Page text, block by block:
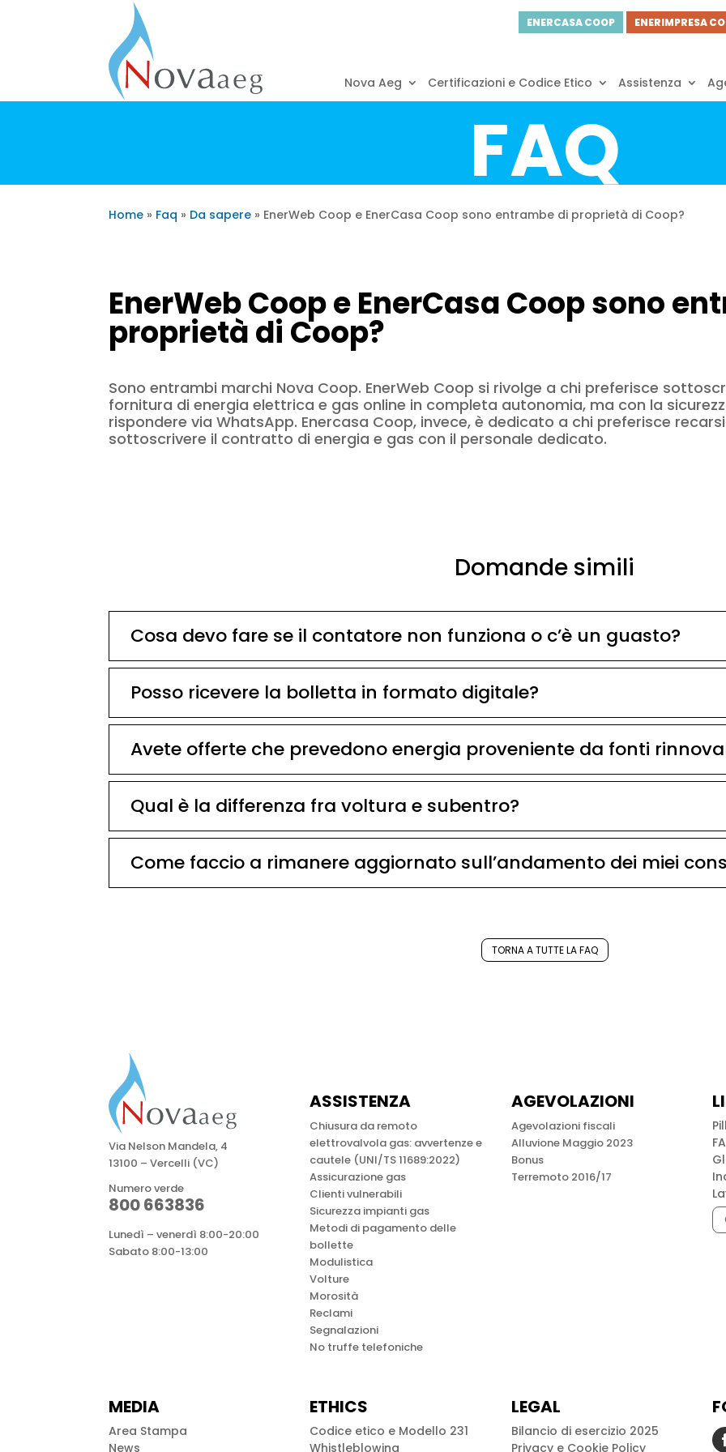
ENERCASA COOP ENERIMPRESA
Nova Aeg Certificazioni e Codice Etico Assistenza
FAQ
Home » Faq » Da sapere » EnerWeb Coop e EnerCasa Coop sono entrambe di proprietà di Coop?
EnerWeb Coop e EnerCasa Coop sono
proprietà di Coop?
Sono entrambi marchi Nova Coop. EnerWeb Coop si rivolge a chi preferisce
fornitura di energia elettrica e gas online in completa autonomia, ma con la
rispondere via WhatsApp. Enercasa Coop, invece, è dedicato a chi preferisce
sottoscrivere il contratto di energia e gas con il personale dedicato.
Domande simili
Cosa devo fare se il contatore non funziona o c’è un guasto?
Posso ricevere la bolletta in formato digitale?
Avete offerte che prevedono energia proveniente da fonti
Qual è la differenza fra voltura e subentro?
Come faccio a rimanere aggiornato sull’andamento dei miei
TORNA A TUTTE LA FAQ
Via Nelson Mandela, 4
13100 – Vercelli (VC)
Numero verde
800 663836
Lunedì – venerdì 8:00-20:00
Sabato 8:00-13:00
ASSISTENZA
Chiusura da remoto
elettrovalvola gas: avvertenze e
cautele (UNI/TS 11689:2022)
Assicurazione gas
Clienti vulnerabili
Sicurezza impianti gas
Metodi di pagamento delle
bollette
Modulistica
Volture
Morosità
Reclami
Segnalazioni
No truffe telefoniche
AGEVOLAZIONI
Agevolazioni fiscali
Alluvione Maggio 2023
Bonus
Terremoto 2016/17
MEDIA
Area Stampa
News
ETHICS
Codice etico e Modello 231
Whistleblowing
LEGAL
Bilancio di esercizio 2025
Privacy e Cookie Policy